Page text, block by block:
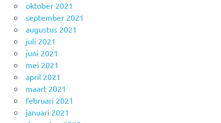
oktober 2021
september 2021
augustus 2021
juli 2021
juni 2021
mei 2021
april 2021
maart 2021
februari 2021
januari 2021